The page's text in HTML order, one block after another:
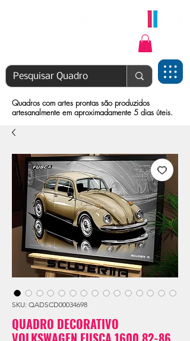
Quadros com artes prontas são produzidos
artesanalmente em aproximadamente 5 dias úteis.
SKU: QADSCD00034698
QUADRO DECORATIVO